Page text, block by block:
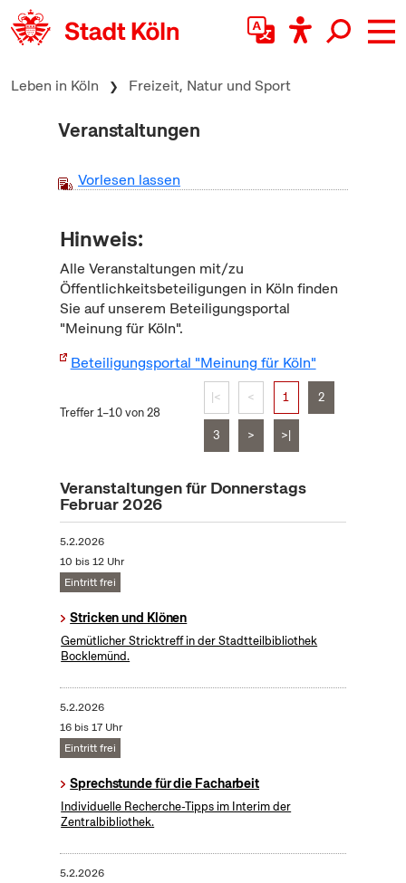
zum Inhalt springen
Leben in Köln Freizeit, Natur und Sport
Veranstaltungen
Vorlesen lassen
Hinweis:
Alle Veranstaltungen mit/zu
Öffentlichkeitsbeteiligungen in Köln finden
Sie auf unserem Beteiligungsportal
"Meinung für Köln".
Beteiligungsportal "Meinung für Köln"
Treffer 1–10 von 28
|< < 1 2
3 > >|
Veranstaltungen für Donnerstags
Februar 2026
5.2.2026
10 bis 12 Uhr
Eintritt frei
Stricken und Klönen
Gemütlicher Stricktreff in der Stadtteilbibliothek
Bocklemünd.
5.2.2026
16 bis 17 Uhr
Eintritt frei
Sprechstunde für die Facharbeit
Individuelle Recherche-Tipps im Interim der
Zentralbibliothek.
5.2.2026